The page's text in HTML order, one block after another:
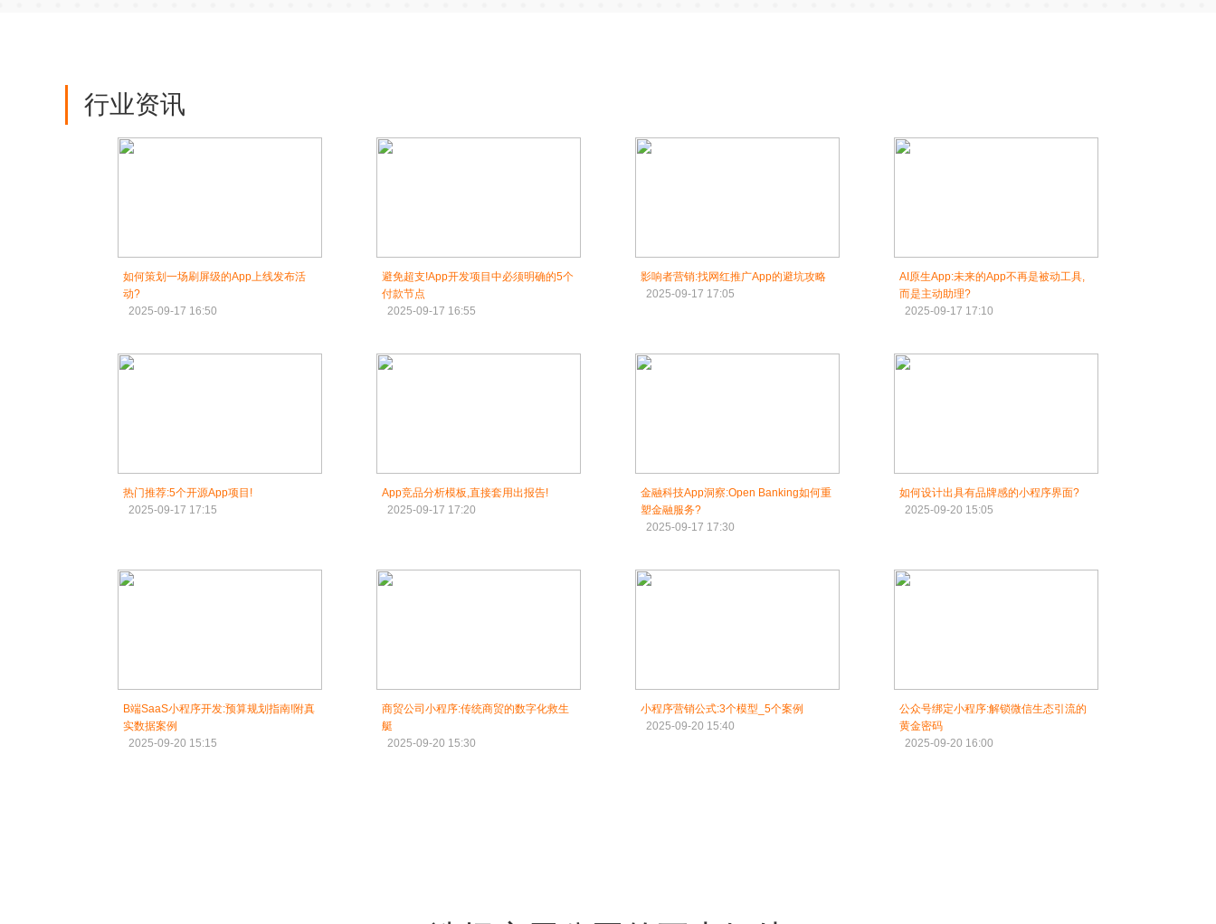
行业资讯
如何策划一场刷屏级的App上线发布活
动?
2025-09-17 16:50
避免超支!App开发项目中必须明确的5个
付款节点
2025-09-17 16:55
影响者营销:找网红推广App的避坑攻略
2025-09-17 17:05
AI原生App:未来的App不再是被动工具,
而是主动助理?
2025-09-17 17:10
热门推荐:5个开源App项目!
2025-09-17 17:15
App竞品分析模板,直接套用出报告!
2025-09-17 17:20
金融科技App洞察:Open Banking如何重
塑金融服务?
2025-09-17 17:30
如何设计出具有品牌感的小程序界面?
2025-09-20 15:05
B端SaaS小程序开发:预算规划指南!附真
实数据案例
2025-09-20 15:15
商贸公司小程序:传统商贸的数字化救生
艇
2025-09-20 15:30
小程序营销公式:3个模型_5个案例
2025-09-20 15:40
公众号绑定小程序:解锁微信生态引流的
黄金密码
2025-09-20 16:00